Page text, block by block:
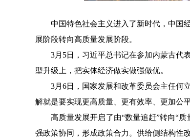
中国特色社会主义进入了新时代，中国
展阶段转向高质量发展阶段。
3月5日，习近平总书记在参加内蒙古代
型升级上，把实体经济做实做强做优。
3月6日，国家发展和改革委员会主任何
解就是要实现更高质量、更有效率、更加公
高质量发展开启了由“数量追赶”转向“
强政策协同，形成政策合力。供给侧结构性